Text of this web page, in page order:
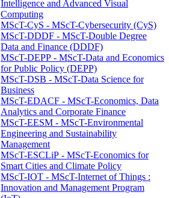
Intelligence and Advanced Visual
Computing
MScT-CyS - MScT-Cybersecurity (CyS)
MScT-DDDF - MScT-Double Degree
Data and Finance (DDDF)
MScT-DEPP - MScT-Data and Economics
for Public Policy (DEPP)
MScT-DSB - MScT-Data Science for
Business
MScT-EDACF - MScT-Economics, Data
Analytics and Corporate Finance
MScT-EESM - MScT-Environmental
Engineering and Sustainability
Management
MScT-ESCLiP - MScT-Economics for
Smart Cities and Climate Policy
MScT-IOT - MScT-Internet of Things :
Innovation and Management Program